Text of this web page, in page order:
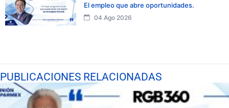
El empleo que abre oportunidades.
04 Ago 2026
PUBLICACIONES RELACIONADAS